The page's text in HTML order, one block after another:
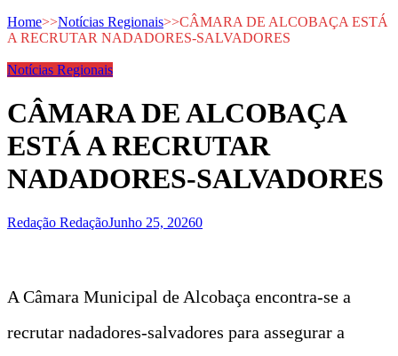
Home>>Notícias Regionais>>CÂMARA DE ALCOBAÇA ESTÁ
A RECRUTAR NADADORES-SALVADORES
Notícias Regionais
CÂMARA DE ALCOBAÇA
ESTÁ A RECRUTAR
NADADORES-SALVADORES
Redação RedaçãoJunho 25, 20260
A Câmara Municipal de Alcobaça encontra-se a
recrutar nadadores-salvadores para assegurar a